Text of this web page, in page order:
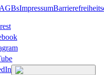
AGBsImpressum